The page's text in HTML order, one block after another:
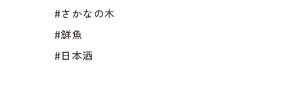
#さかなの木
#鮮魚
#日本酒